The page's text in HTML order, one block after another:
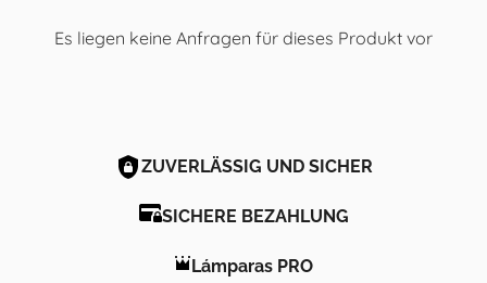
Es liegen keine Anfragen für dieses Produkt vor
ZUVERLÄSSIG UND SICHER
SICHERE BEZAHLUNG
Lámparas PRO